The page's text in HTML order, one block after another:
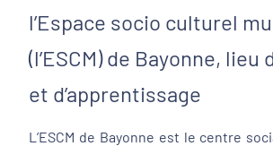
l’Espace socio culturel
(l’ESCM) de Bayonne, lieu
et d’apprentissage
L’ESCM de Bayonne est le centre